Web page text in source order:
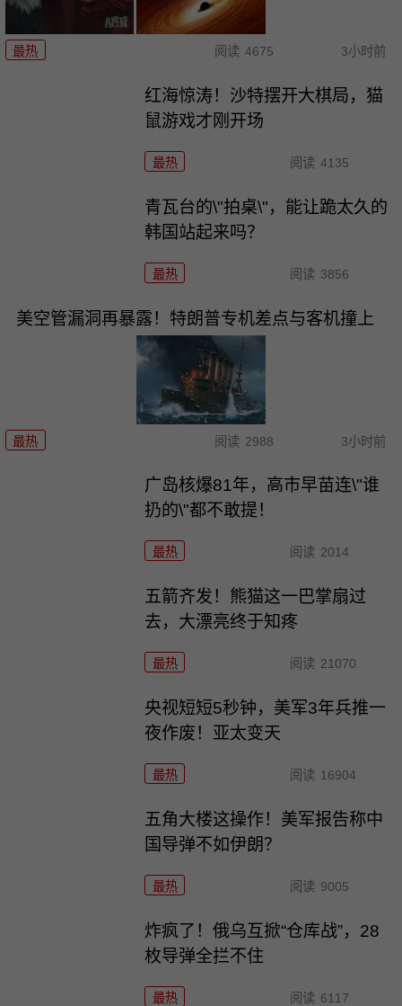
最热 阅读 4675 3小时前
红海惊涛！沙特摆开大棋局，猫
鼠游戏才刚开场
最热 阅读 4135
青瓦台的\"拍桌\"，能让跪太久的
韩国站起来吗？
最热 阅读 3856
美空管漏洞再暴露！特朗普专机差点与客机撞上
最热 阅读 2988 3小时前
广岛核爆81年，高市早苗连\"谁
扔的\"都不敢提！
最热 阅读 2014
五箭齐发！熊猫这一巴掌扇过
去，大漂亮终于知疼
最热 阅读 21070
央视短短5秒钟，美军3年兵推一
夜作废！亚太变天
最热 阅读 16904
五角大楼这操作！美军报告称中
国导弹不如伊朗？
最热 阅读 9005
炸疯了！俄乌互掀“仓库战”，28
枚导弹全拦不住
最热 阅读 6117